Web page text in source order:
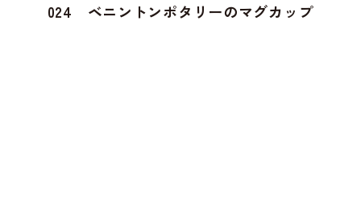
024 ベニントンポタリーのマグカップ